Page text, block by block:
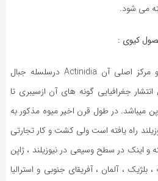
کیوی :
کیوی فروت بومی چین بوده و مرکز اصلی آن Actinidia درسلسله جبال
جغرافیایی گونه های آن ازسیبری تا
میباشد. در طول قرن اخیر میوه مذکور به
راه یافته است ولی کشت و کار تجارتی
توسعه یافته و اینک در سطح وسیعی در نیوزیلند ، ژاپن
بلژیک ، آلمان ، آفریقای جنوبی و استرالیا